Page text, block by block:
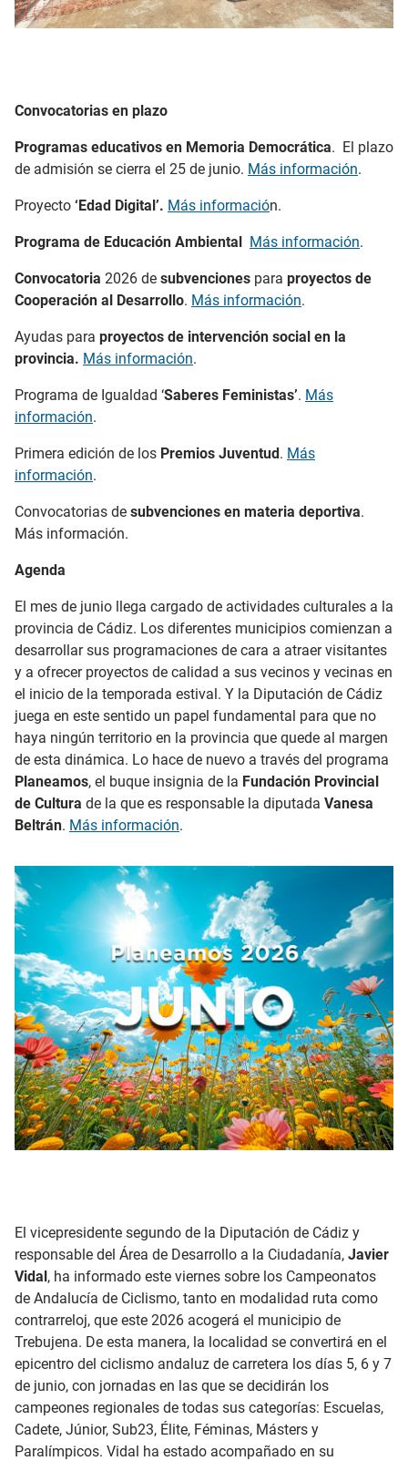
Convocatorias en plazo
Programas educativos en Memoria Democrática. El plazo
de admisión se cierra el 25 de junio. Más información.
Proyecto ‘Edad Digital’. Más información.
Programa de Educación Ambiental Más información.
Convocatoria 2026 de subvenciones para proyectos de
Cooperación al Desarrollo. Más información.
Ayudas para proyectos de intervención social en la
provincia. Más información.
Programa de Igualdad ‘Saberes Feministas’. Más
información.
Primera edición de los Premios Juventud. Más
información.
Convocatorias de subvenciones en materia deportiva.
Más información.
Agenda
El mes de junio llega cargado de actividades culturales a la
provincia de Cádiz. Los diferentes municipios comienzan a
desarrollar sus programaciones de cara a atraer visitantes
y a ofrecer proyectos de calidad a sus vecinos y vecinas en
el inicio de la temporada estival. Y la Diputación de Cádiz
juega en este sentido un papel fundamental para que no
haya ningún territorio en la provincia que quede al margen
de esta dinámica. Lo hace de nuevo a través del programa
Planeamos, el buque insignia de la Fundación Provincial
de Cultura de la que es responsable la diputada Vanesa
Beltrán. Más información.
El vicepresidente segundo de la Diputación de Cádiz y
responsable del Área de Desarrollo a la Ciudadanía, Javier
Vidal, ha informado este viernes sobre los Campeonatos
de Andalucía de Ciclismo, tanto en modalidad ruta como
contrarreloj, que este 2026 acogerá el municipio de
Trebujena. De esta manera, la localidad se convertirá en el
epicentro del ciclismo andaluz de carretera los días 5, 6 y 7
de junio, con jornadas en las que se decidirán los
campeones regionales de todas sus categorías: Escuelas,
Cadete, Júnior, Sub23, Élite, Féminas, Másters y
Paralímpicos. Vidal ha estado acompañado en su